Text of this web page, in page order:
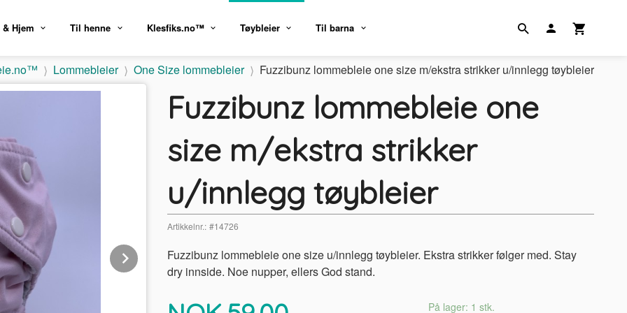
& Hjem Til henne Klesfiks.no™ Tøybleier Til barna
Lommebleier One Size lommebleier Fuzzibunz lommebleie one size m/ekstra strikker u/innlegg tøybleier
Next
Fuzzibunz lommebleie one
size m/ekstra strikker
u/innlegg tøybleier
Artikkelnr.: #14726
Fuzzibunz lommebleie one size u/innlegg tøybleier. Ekstra strikker følger med. Stay
dry innside. Noe nupper, ellers God stand.
På lager: 1 stk.